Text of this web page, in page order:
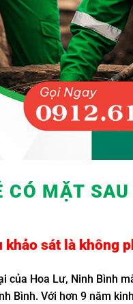
CÓ MẶT
khảo sát là không
của Hoa Lư, Ninh Bình
Bình. Với hơn 9 năm